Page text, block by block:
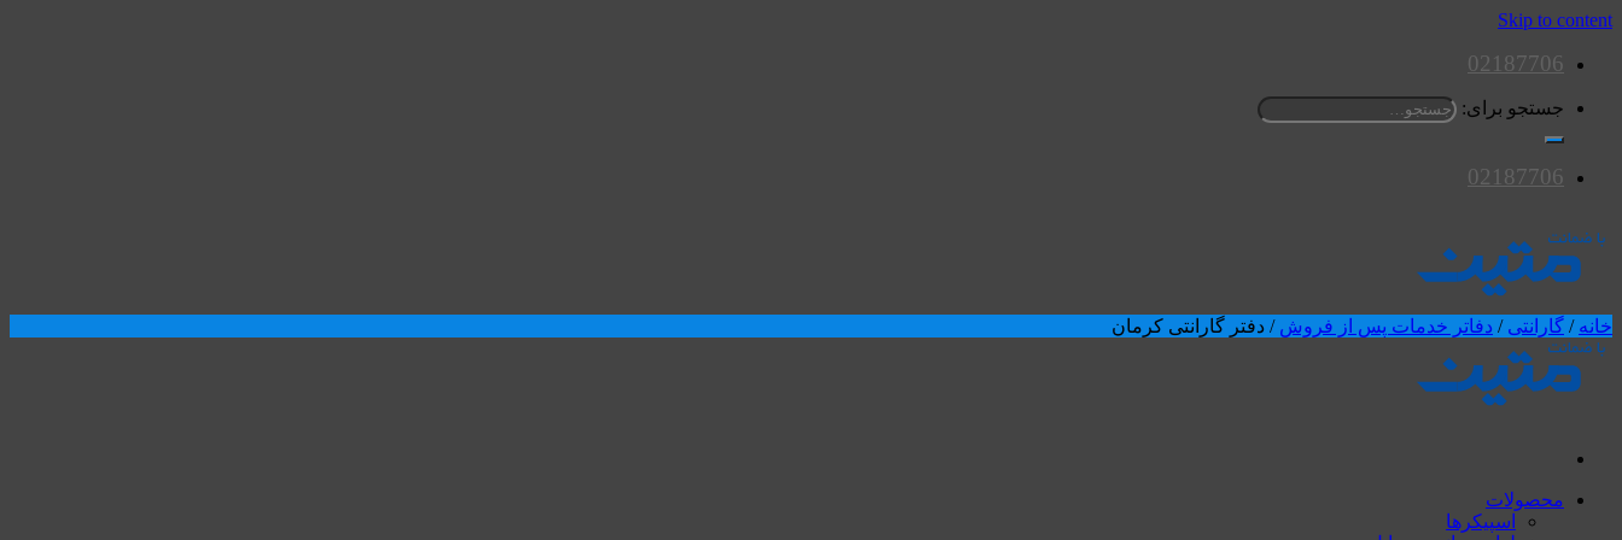
Skip to content
02187706
جستجو برای:
02187706
محصولات
اسپیکرها
خانه / گارانتی / دفاتر خدمات پس از فروش / دفتر گارانتی کرمان